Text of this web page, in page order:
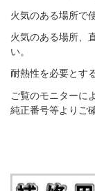
火気のある場所で
火気のある場所、
い。
耐熱性を必要とす
ご覧のモニターに
純正番号等よりご